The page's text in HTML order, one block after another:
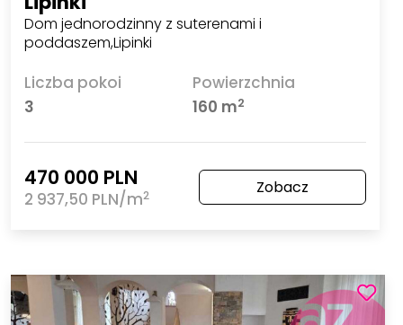
Dom jednorodzinny z suterenami i
poddaszem,Lipinki
Liczba pokoi
3
Powierzchnia
160 m2
470 000 PLN
2 937,50 PLN/m2 Zobacz